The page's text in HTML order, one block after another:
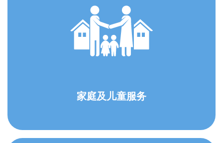
家庭及儿童服务